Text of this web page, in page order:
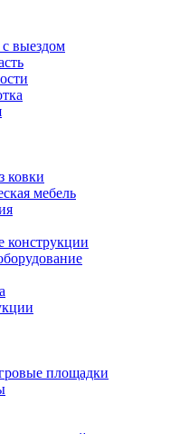
выездом
ковки
мебель
конструкции
площадки